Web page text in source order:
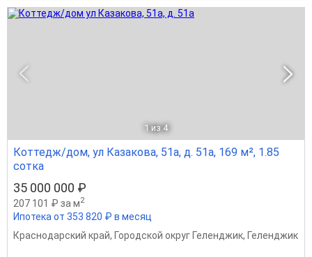
1 из 4
Коттедж/дом, ул Казакова, 51а, д. 51а, 169 м², 1.85
сотка
35 000 000 ₽
207 101 ₽ за м2
Ипотека от 353 820 ₽ в месяц
Краснодарский край, Городской округ Геленджик, Геленджик